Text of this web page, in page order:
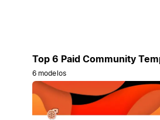
Top 6 Paid Community
6 modelos